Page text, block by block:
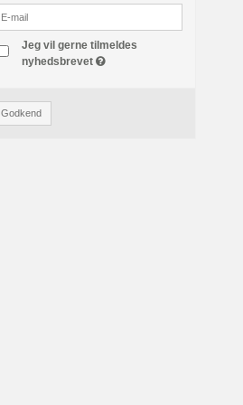
Jeg vil gerne tilmeldes
nyhedsbrevet
Godkend